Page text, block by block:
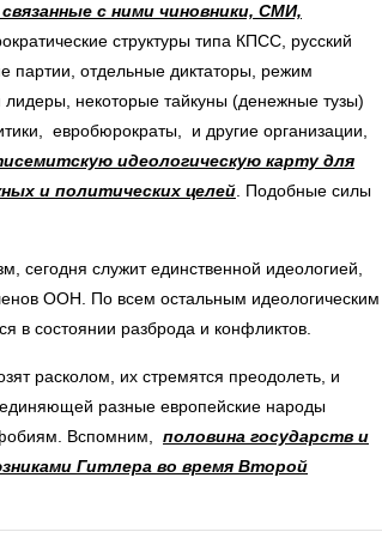
с ними чиновники, СМИ,
структуры типа КПСС, русский
партии, отдельные диктаторы, режим
лидеры, некоторые тайкуны (денежные тузы)
евробюрократы, и другие организации,
идеологическую карту для
и политических целей. Подобные силы
сегодня служит единственной идеологией,
ООН. По всем остальным идеологическим
в состоянии разброда и конфликтов.
расколом, их стремятся преодолеть, и
разные европейские народы
Вспомним, половина государств и
Гитлера во время Второй